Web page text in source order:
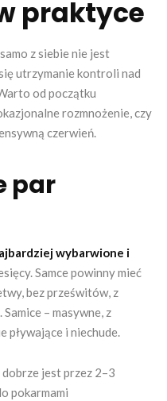
praktyce
z siebie nie jest
utrzymanie kontroli nad
od początku
rozmnożenie, czy
czerwień.
par
wybarwione i
Samce powinny mieć
bez prześwitów, z
– masywne, z
pływające i niechude.
jest przez 2–3
pokarmami